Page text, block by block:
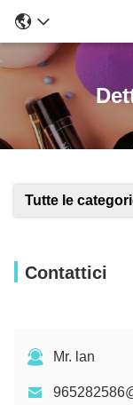
Tutte le
Contattici
Mr. lan